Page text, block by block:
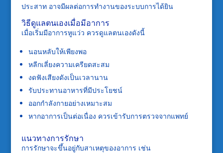
ประสาท อาจมีผลต่อการทำงานของระบบการได้ยิน
วิธีดูแลตนเองเมื่อมีอาการ
เมื่อเริ่มมีอาการหูแว่ว ควรดูแลตนเองดังนี้
นอนหลับให้เพียงพอ
หลีกเลี่ยงความเครียดสะสม
งดฟังเสียงดังเป็นเวลานาน
รับประทานอาหารที่มีประโยชน์
ออกกำลังกายอย่างเหมาะสม
หากอาการเป็นต่อเนื่อง ควรเข้ารับการตรวจจากแพทย์
แนวทางการรักษา
การรักษาจะขึ้นอยู่กับสาเหตุของอาการ เช่น